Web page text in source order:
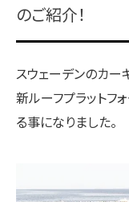
のご紹介！
スウェーデンのカー
新ルーフプラットフ
る事になりました。